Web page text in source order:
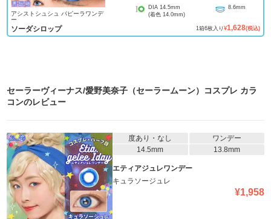
アシストシュシュ パピーラワンデ
ー
ソーダシロップ
DIA 14.5mm
(着色 14.0mm)
8.6mm
1箱6枚入り ¥1,628(税込)
セーラーヴィーナス/愛野美奈子（セーラームーン）コスプレ カラ
コンのレビュー
度あり・なし
ワンデー
14.5mm
13.8mm
エティアジュレワンデー
キュラソージュレ
¥1,958